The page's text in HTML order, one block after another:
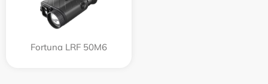
Fortuna LRF 50M6